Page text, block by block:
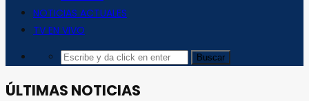
NOTICIAS ACTUALES
TV EN VIVO
ÚLTIMAS NOTICIAS